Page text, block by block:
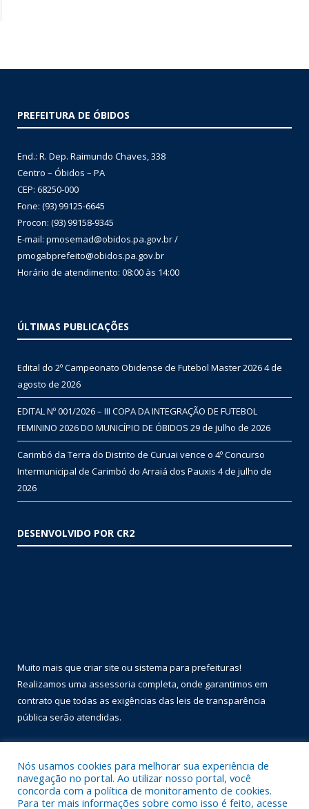
PREFEITURA DE ÓBIDOS
End.: R. Dep. Raimundo Chaves, 338
Centro – Óbidos – PA
CEP: 68250-000
Fone: (93) 99125-6645
Procon: (93) 99158-9345
E-mail: pmosemad@obidos.pa.gov.br /
pmogabprefeito@obidos.pa.gov.br
Horário de atendimento: 08:00 às 14:00
ÚLTIMAS PUBLICAÇÕES
Edital do 2º Campeonato Obidense de Futebol Master 20264 de
agosto de 2026
EDITAL Nº 001/2026 – III COPA DA INTEGRAÇÃO DE FUTEBOL
FEMININO 2026 DO MUNICÍPIO DE ÓBIDOS 29 de julho de 2026
Carimbó da Terra do Distrito de Curuai vence o 4º Concurso
Intermunicipal de Carimbó do Arraiá dos Pauxis 4 de julho de
2026
DESENVOLVIDO POR CR2
Muito mais que criar site ou sistema para prefeituras!
Realizamos uma assessoria completa, onde garantimos em
contrato que todas as exigências das leis de transparência
pública serão atendidas.
Nós usamos cookies para melhorar sua experiência de
navegação no portal. Ao utilizar nosso portal, você
concorda com a política de monitoramento de cookies.
Para ter mais informações sobre como isso é feito, acesse